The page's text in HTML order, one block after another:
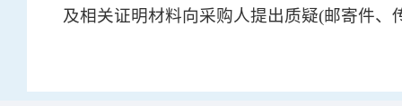
及相关证明材料向采购人提出质疑(邮寄件